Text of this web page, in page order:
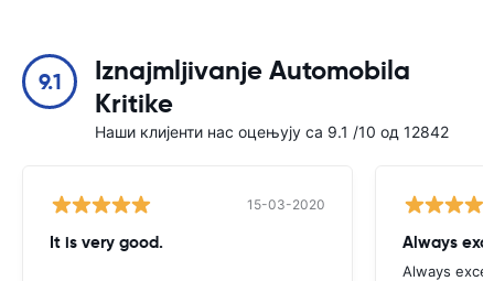
9.1
Iznajmljivanje Automobila
Kritike
Наши клијенти нас оцењују са 9.1 /10 од 12842
15-03-2020
It is very good. Always
Always